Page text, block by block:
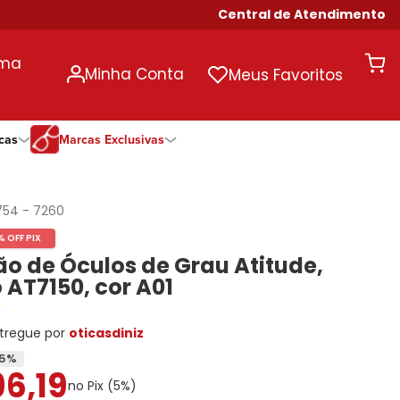
Central de Atendimento
Minha Conta Meus Favoritos
Ono
Todas Exclusivas
Ono
Todas Exclusivas
Todas as Durações
Ono
Marcas Exclusivas
- 7260
OFF PIX
de Óculos de Grau Atitude,
cor A01
por oticasdiniz
5%
,19no Pix (5%)